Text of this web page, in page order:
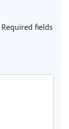
Required fields